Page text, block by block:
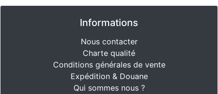
Informations
Nous contacter
Charte qualité
Conditions générales de vente
Expédition & Douane
Qui sommes nous ?